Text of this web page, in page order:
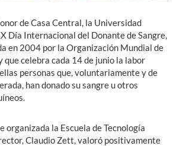
de Casa Central, la Universidad
Día Internacional del Donante de Sangre,
en 2004 por la Organización Mundial de
que celebra cada 14 de junio la labor
personas que, voluntariamente y de
han donado su sangre u otros
organizada la Escuela de Tecnología
Claudio Zett, valoró positivamente